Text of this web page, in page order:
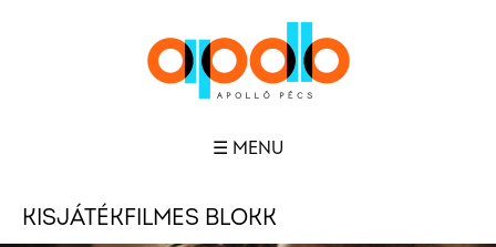
☰ MENU
KISJÁTÉKFILMES BLOKK